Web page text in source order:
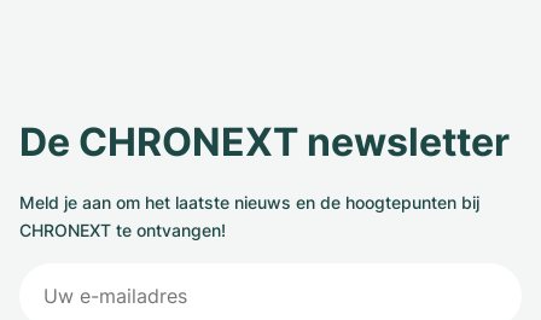
De CHRONEXT newsletter
Meld je aan om het laatste nieuws en de hoogtepunten bij
CHRONEXT te ontvangen!